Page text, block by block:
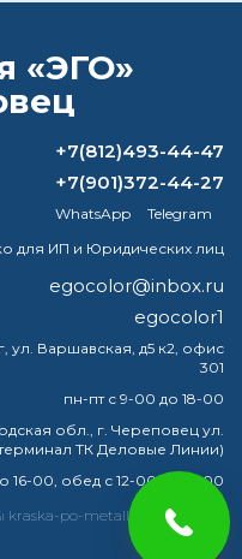
масляные
грунт
металла
+7(812)493-44-47
+7(901)372-44-27
WhatsApp
Telegram
для ИП и Юридических лиц
egocolor@inbox.ru
egocolor1
ул. Варшавская, д5 к2, офис
301
пн-пт с 9-00 до 18-00
обл., г. Череповец ул.
ТК Деловые Линии)
16-00, обед с 12-00 до 13-00
po-metallu-